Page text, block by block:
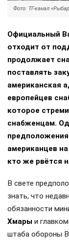
Фото: ТГ-канал
Официальный
отходит от
продолжает
поставлять
американская
европейцев
которое
снабженцам.
американцев
кто же рвётся
В свете
знать, что
обязанности
Хмары и
штаба обороны